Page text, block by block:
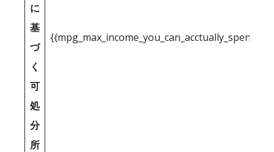
に
基
づ
く
可
処
分
所